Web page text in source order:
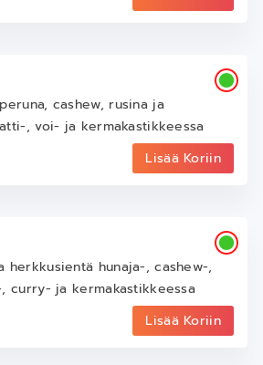
cashew, rusina ja
, voi- ja kermakastikkeessa
Lisää Koriin
herkkusientä hunaja-, cashew-,
curry- ja kermakastikkeessa
Lisää Koriin